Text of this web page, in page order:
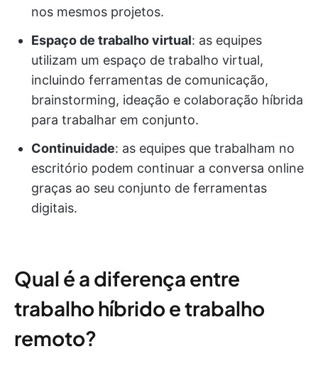
nos mesmos projetos.
Espaço de trabalho virtual: as equipes
utilizam um espaço de trabalho virtual,
incluindo ferramentas de comunicação,
brainstorming, ideação e colaboração híbrida
para trabalhar em conjunto.
Continuidade: as equipes que trabalham no
escritório podem continuar a conversa online
graças ao seu conjunto de ferramentas
digitais.
Qual é a diferença entre
trabalho híbrido e trabalho
remoto?